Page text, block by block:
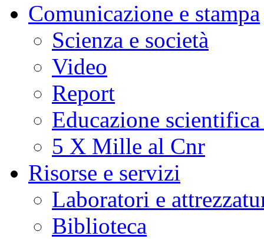
Comunicazione e stampa
Scienza e società
Video
Report
Educazione
5 X Mille al Cnr
Risorse e servizi
Laboratori e
Biblioteca